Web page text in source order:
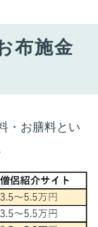
布施金
・お膳料とい